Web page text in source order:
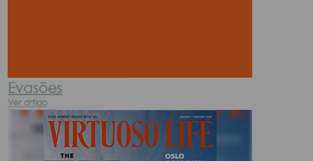
Evasões
Ver artigo